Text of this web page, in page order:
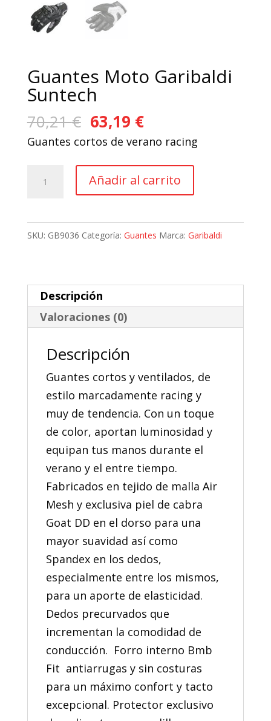
Guantes Moto Garibaldi
Suntech
70,21€ El
precio
era:
70,21 €.
63,19 €El
precio
es:
63,19 €.
Guantes cortos de verano racing
Añadir al carrito
SKU: GB9036 Categoría: Guantes Marca: Garibaldi
Descripción
Valoraciones (0)
Descripción
Guantes cortos y ventilados, de
estilo marcadamente racing y
muy de tendencia. Con un toque
de color, aportan luminosidad y
equipan tus manos durante el
verano y el entre tiempo.
Fabricados en tejido de malla Air
Mesh y exclusiva piel de cabra
Goat DD en el dorso para una
mayor suavidad así como
Spandex en los dedos,
especialmente entre los mismos,
para un aporte de elasticidad.
Dedos precurvados que
incrementan la comodidad de
conducción. Forro interno Bmb
Fit antiarrugas y sin costuras
para un máximo confort y tacto
excepcional. Protector exclusivo